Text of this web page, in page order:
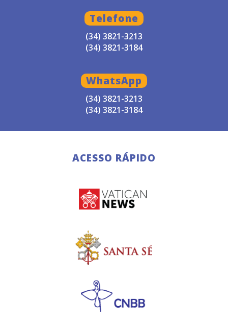
Telefone
(34) 3821-3213
(34) 3821-3184
WhatsApp
(34) 3821-3213
(34) 3821-3184
ACESSO RÁPIDO